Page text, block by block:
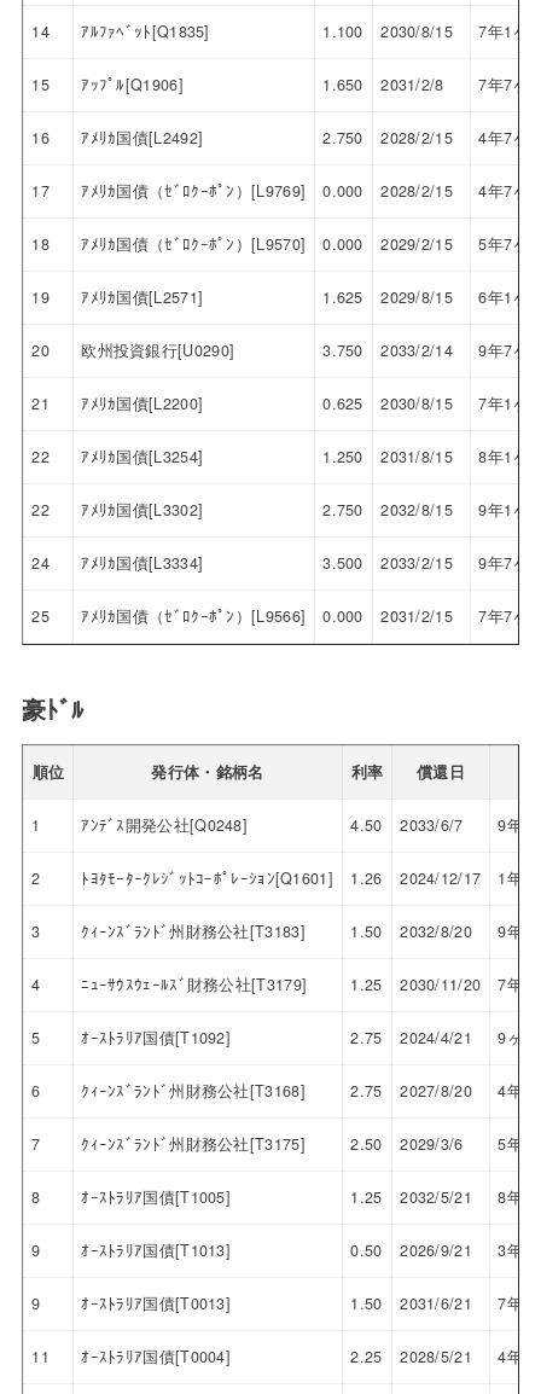
14 ｱﾙﾌｧﾍﾞｯﾄ[Q1835] 1.100 2030/8/15 7年1ヶ
15 ｱｯﾌﾟﾙ[Q1906] 1.650 2031/2/8 7年7ヶ
16 ｱﾒﾘｶ国債[L2492] 2.750 2028/2/15 4年7ヶ
17 ｱﾒﾘｶ国債（ｾﾞﾛｸｰﾎﾟﾝ）[L9769] 0.000 2028/2/15 4年7ヶ
18 ｱﾒﾘｶ国債（ｾﾞﾛｸｰﾎﾟﾝ）[L9570] 0.000 2029/2/15 5年7ヶ
19 ｱﾒﾘｶ国債[L2571] 1.625 2029/8/15 6年1ヶ
20 欧州投資銀行[U0290] 3.750 2033/2/14 9年7ヶ
21 ｱﾒﾘｶ国債[L2200] 0.625 2030/8/15 7年1ヶ
22 ｱﾒﾘｶ国債[L3254] 1.250 2031/8/15 8年1ヶ
22 ｱﾒﾘｶ国債[L3302] 2.750 2032/8/15 9年1ヶ
24 ｱﾒﾘｶ国債[L3334] 3.500 2033/2/15 9年7ヶ
25 ｱﾒﾘｶ国債（ｾﾞﾛｸｰﾎﾟﾝ）[L9566] 0.000 2031/2/15 7年7ヶ
豪ﾄﾞﾙ
順位 発行体・銘柄名 利率 償還日
1 ｱﾝﾃﾞｽ開発公社[Q0248] 4.50 2033/6/7 9年
2 ﾄﾖﾀﾓｰﾀｰｸﾚｼﾞｯﾄｺｰﾎﾟﾚｰｼｮﾝ[Q1601] 1.26 2024/12/17 1年5
3 ｸｨｰﾝｽﾞﾗﾝﾄﾞ州財務公社[T3183] 1.50 2032/8/20 9年1
4 ﾆｭｰｻｳｽｳｪｰﾙｽﾞ財務公社[T3179] 1.25 2030/11/20 7年4
5 ｵｰｽﾄﾗﾘｱ国債[T1092] 2.75 2024/4/21 9ヶ月
6 ｸｨｰﾝｽﾞﾗﾝﾄﾞ州財務公社[T3168] 2.75 2027/8/20 4年1
7 ｸｨｰﾝｽﾞﾗﾝﾄﾞ州財務公社[T3175] 2.50 2029/3/6 5年8
8 ｵｰｽﾄﾗﾘｱ国債[T1005] 1.25 2032/5/21 8年
9 ｵｰｽﾄﾗﾘｱ国債[T1013] 0.50 2026/9/21 3年2
9 ｵｰｽﾄﾗﾘｱ国債[T0013] 1.50 2031/6/21 7年
11 ｵｰｽﾄﾗﾘｱ国債[T0004] 2.25 2028/5/21 4年